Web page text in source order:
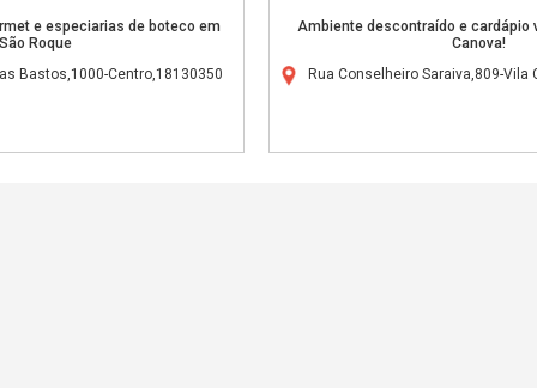
e especiarias de boteco em
São Roque
Bastos,1000-Centro,18130350
Ambiente descontraído e cardápio
Canova!
Rua Conselheiro Saraiva,809-Vila